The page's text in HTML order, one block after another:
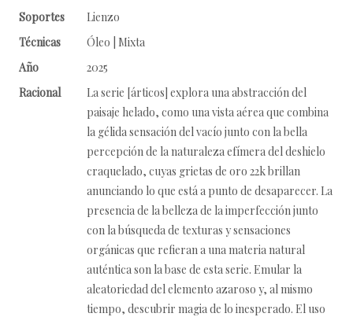
Soportes
Lienzo
Técnicas
Óleo | Mixta
Año
2025
Racional
La serie [árticos] explora una abstracción del
paisaje helado, como una vista aérea que combina
la gélida sensación del vacío junto con la bella
percepción de la naturaleza efímera del deshielo
craquelado, cuyas grietas de oro 22k brillan
anunciando lo que está a punto de desaparecer. La
presencia de la belleza de la imperfección junto
con la búsqueda de texturas y sensaciones
orgánicas que refieran a una materia natural
auténtica son la base de esta serie. Emular la
aleatoriedad del elemento azaroso y, al mismo
tiempo, descubrir magia de lo inesperado. El uso